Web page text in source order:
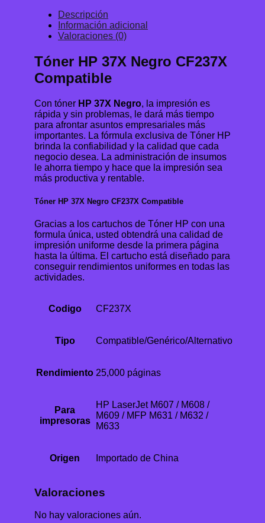
Descripción
Información adicional
Valoraciones (0)
Tóner HP 37X Negro CF237X
Compatible
Con tóner HP 37X Negro, la impresión es
rápida y sin problemas, le dará más tiempo
para afrontar asuntos empresariales más
importantes. La fórmula exclusiva de Tóner HP
brinda la confiabilidad y la calidad que cada
negocio desea. La administración de insumos
le ahorra tiempo y hace que la impresión sea
más productiva y rentable.
Tóner HP 37X Negro CF237X Compatible
Gracias a los cartuchos de Tóner HP con una
formula única, usted obtendrá una calidad de
impresión uniforme desde la primera página
hasta la última. El cartucho está diseñado para
conseguir rendimientos uniformes en todas las
actividades.
Codigo CF237X
Tipo Compatible/Genérico/Alternativo
Rendimiento 25,000 páginas
Para
impresoras
HP LaserJet M607 / M608 /
M609 / MFP M631 / M632 /
M633
Origen Importado de China
Valoraciones
No hay valoraciones aún.